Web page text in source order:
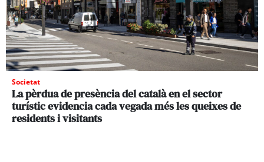
Societat
La pèrdua de presència del català en el sector
turístic evidencia cada vegada més les queixes de
residents i visitants